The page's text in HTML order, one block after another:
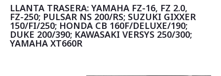
LLANTA TRASERA: YAMAHA FZ-16, FZ 2.0,
FZ-250; PULSAR NS 200/RS; SUZUKI GIXXER
150/FI/250; HONDA CB 160F/DELUXE/190;
DUKE 200/390; KAWASAKI VERSYS 250/300;
YAMAHA XT660R